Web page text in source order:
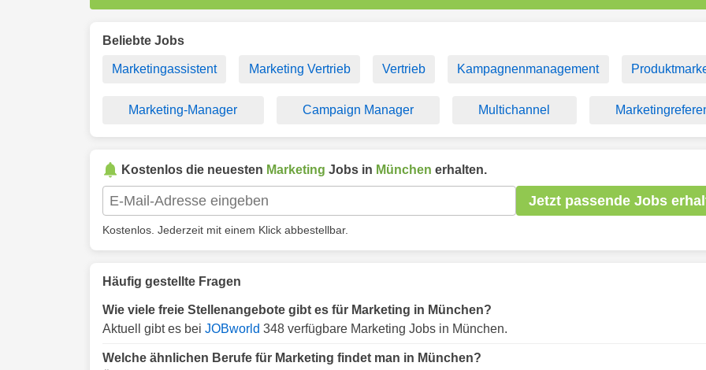
Beliebte Jobs
Marketingassistent Marketing Vertrieb Vertrieb Kampagnenmanagement
Marketing-Manager Campaign Manager Multichannel
Kostenlos die neuesten Marketing Jobs in München erhalten.
Jetzt passende Jobs
Kostenlos. Jederzeit mit einem Klick abbestellbar.
Häufig gestellte Fragen
Wie viele freie Stellenangebote gibt es für Marketing in München?
Aktuell gibt es bei JOBworld 348 verfügbare Marketing Jobs in München.
Welche ähnlichen Berufe für Marketing findet man in München?